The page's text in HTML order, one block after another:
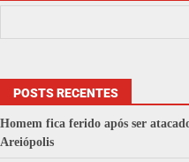
POSTS RECENTES
Homem fica ferido após ser
Areiópolis